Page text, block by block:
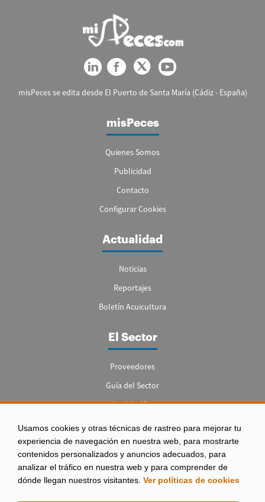
Usamos cookies y otras técnicas de rastreo para mejorar tu
experiencia de navegación en nuestra web, para mostrarte
contenidos personalizados y anuncios adecuados, para
analizar el tráfico en nuestra web y para comprender de
dónde llegan nuestros visitantes. Ver políticas de cookies
misPeces se edita desde El Puerto de Santa María (Cádiz - España)
misPeces
Quienes Somos
Publicidad
Contacto
Configurar Cookies
Actualidad
Noticias
Reportajes
Boletín Acuicultura
El Sector
Proveedores
Guía del Sector
Legislación
Empleo
Aviso legal